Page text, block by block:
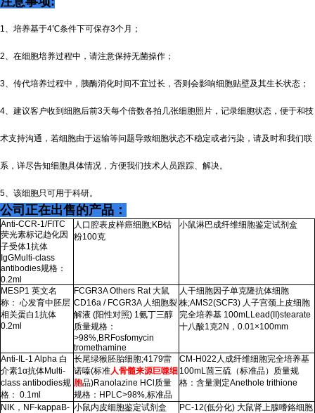
1、培养基于4℃条件下可保存3个月；
2、在细胞培养过程中，请注意保持无菌操作；
3、传代培养过程中，胰酶消化时间不宜过长，否则会影响细胞贴壁及其生长状态；
4、建议客户收到细胞后前3天每个倍数各拍几张细胞照片，记录细胞状态，便于和技
术支持沟通，若细胞由于运输等问题导致细胞状态不稳定或者污染，请及时和我们联
系，详尽告知细胞具体情况，方便我们技术人员跟踪、解决。
5、该细胞只可用于科研。
公司正在出售的产品：
Anti-CCR-1/FITC
荧光素标记趋化因
子受体1抗体
IgGMulti-class
antibodies规格：
0.2ml
人口腔表皮样癌细胞;KB钴
粉100克
小鼠淋巴成纤维细胞鉴定试剂盒
MESP1 英文名
称： 心发育中胚层
相关蛋白 1抗体
0.2ml
FCGR3A Others Rat大鼠
CD16a / FCGR3A 人细胞裂
解液 (阳性对照) 1氨丁三醇
质量规格：
>98%,BRFosfomycin
tromethamine
人干细胞因子单克隆抗体细胞
株;AMS2(SCF3) 人子宫颈上皮细胞
完全培养基 100mLLead(II)stearate
十八酸1克2N ， 0.01×100mm
Anti-IL-1 Alpha 白
介素1α抗体Multi-
class antibodies规
格： 0.1ml
长尾绿猴胚胎细胞;4179雷
诺嗪(标准人骨髓来源巨噬细
胞品)Ranolazine HCl 质量
规格： HPLC>98%,标准品
CM-H022 人成纤维细胞完全培养基
100mL茴三硫（标准品）质量规
格：含量测定Anethole trithione
NIK ， NF-kappaB- 小鼠内皮细胞鉴定试剂盒 PC-12(低分化) 大鼠肾上腺嗜鉻细胞